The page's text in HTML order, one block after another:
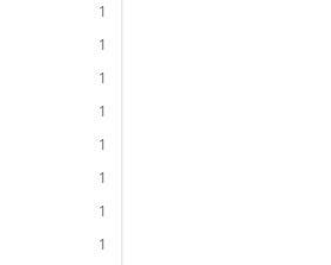
1
1
1
1
1
1
1
1